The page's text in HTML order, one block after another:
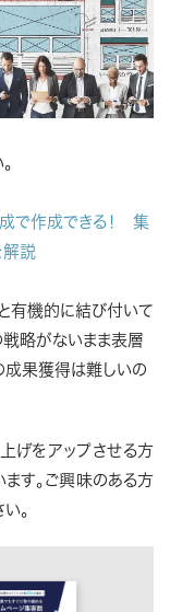
で作成できる！ 集
解説
有機的に結び付いて
略がないまま表層
成果獲得は難しいの
げをアップさせる方
す。ご興味のある方
。